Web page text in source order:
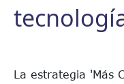
La estrategia 'Más